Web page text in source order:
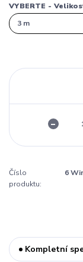
VYBERTE -
Číslo
produktu:
6
Kompletní